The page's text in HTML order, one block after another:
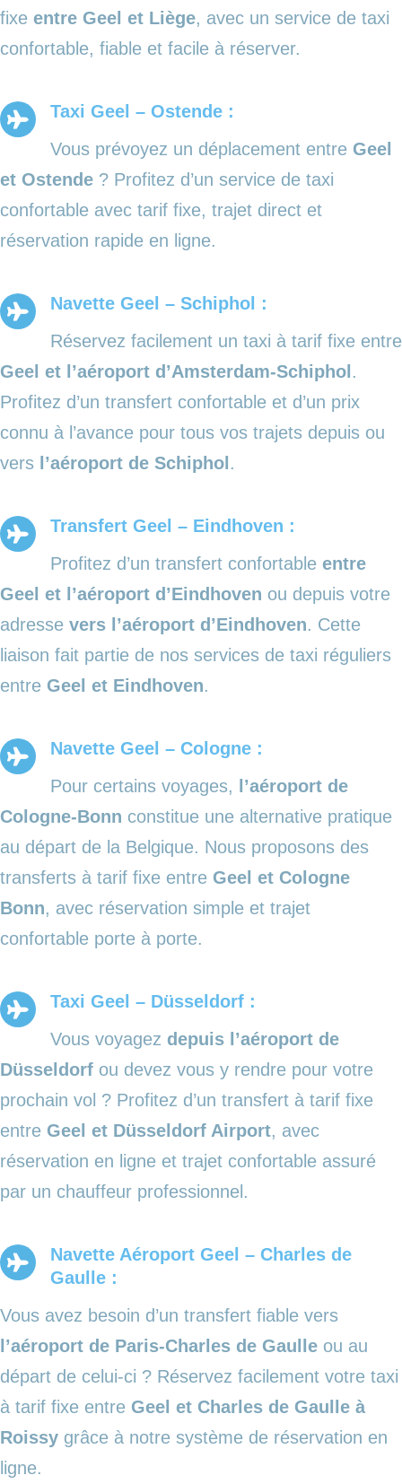
fixe entre Geel et Liège, avec un service de taxi
confortable, fiable et facile à réserver.
Taxi Geel – Ostende :
Vous prévoyez un déplacement entre Geel
et Ostende ? Profitez d’un service de taxi
confortable avec tarif fixe, trajet direct et
réservation rapide en ligne.
Navette Geel – Schiphol :
Réservez facilement un taxi à tarif fixe entre
Geel et l’aéroport d’Amsterdam-Schiphol .
Profitez d’un transfert confortable et d’un prix
connu à l’avance pour tous vos trajets depuis ou
vers l’aéroport de Schiphol .
Transfert Geel – Eindhoven :
Profitez d’un transfert confortable entre
Geel et l’aéroport d’Eindhoven ou depuis votre
adresse vers l’aéroport d’Eindhoven. Cette
liaison fait partie de nos services de taxi réguliers
entre Geel et Eindhoven.
Navette Geel – Cologne :
Pour certains voyages,
l’aéroport de
Cologne-Bonn constitue une alternative pratique
au départ de la Belgique. Nous proposons des
transferts à tarif fixe entre Geel et Cologne
Bonn, avec réservation simple et trajet
confortable porte à porte.
Taxi Geel – Düsseldorf :
Vous voyagez depuis l’aéroport de
Düsseldorf ou devez vous y rendre pour votre
prochain vol ? Profitez d’un transfert à tarif fixe
entre Geel et Düsseldorf Airport, avec
réservation en ligne et trajet confortable assuré
par un chauffeur professionnel.
Navette Aéroport Geel – Charles de
Gaulle :
Vous avez besoin d’un transfert fiable vers
l’aéroport de Paris-Charles de Gaulle ou au
départ de celui-ci ? Réservez facilement votre taxi
à tarif fixe entre Geel et Charles de Gaulle à
Roissy grâce à notre système de réservation en
ligne.